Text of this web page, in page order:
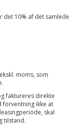
det 10% af det samlede
moms, som
faktureres direkte
forventning ikke at
skal
tilstand.